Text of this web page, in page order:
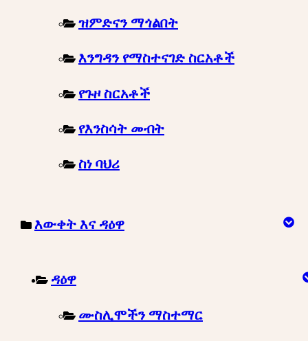
ዝምድናን ማጎልበት
እንግዳን የማስተናገድ ስርአቶች
የጉዞ ስርአቶች
የእንስሳት መብት
ስነ ባህሪ
እውቀት እና ዳዕዋ
ዳዕዋ
ሙስሊሞችን ማስተማር